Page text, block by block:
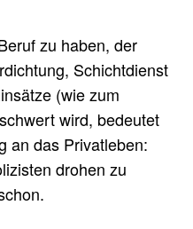
zu haben, der
Schichtdienst
(wie zum
wird, bedeutet
an das Privatleben:
drohen zu